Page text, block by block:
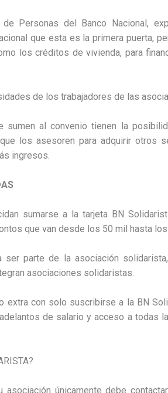
Personas del Banco Nacional,
que esta es la primera puerta,
los créditos de vivienda, para
de los trabajadores de las
sumen al convenio tienen la
los asesoren para adquirir otros
ingresos.
sumarse a la tarjeta BN
que van desde los 50 mil hasta
ser parte de la asociación
asociaciones solidaristas.
extra con solo suscribirse a la BN
de salario y acceso a todas
únicamente debe